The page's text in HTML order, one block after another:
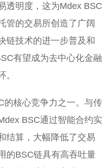
透明度，这为Mdex BSC
管的交易所创造了广阔
链技术的进一步普及和
有望成为去中心化金融
。
的核心竞争力之一。与传
BSC通过智能合约实
结算，大幅降低了交易
的BSC链具有高吞吐量